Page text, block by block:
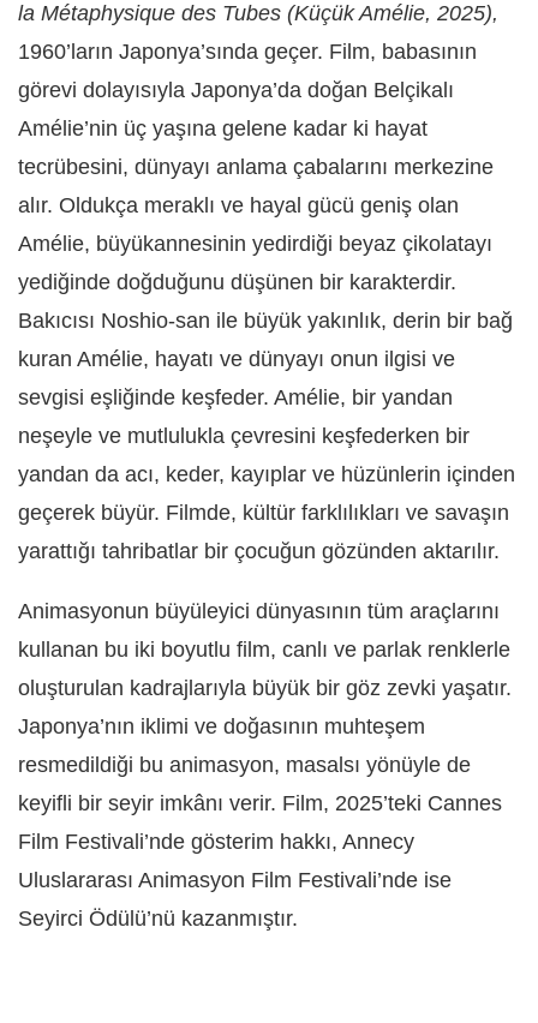
la Métaphysique des Tubes (Küçük Amélie, 2025),
1960’ların Japonya’sında geçer. Film, babasının
görevi dolayısıyla Japonya’da doğan Belçikalı
Amélie’nin üç yaşına gelene kadar ki hayat
tecrübesini, dünyayı anlama çabalarını merkezine
alır. Oldukça meraklı ve hayal gücü geniş olan
Amélie, büyükannesinin yedirdiği beyaz çikolatayı
yediğinde doğduğunu düşünen bir karakterdir.
Bakıcısı Noshio-san ile büyük yakınlık, derin bir bağ
kuran Amélie, hayatı ve dünyayı onun ilgisi ve
sevgisi eşliğinde keşfeder. Amélie, bir yandan
neşeyle ve mutlulukla çevresini keşfederken bir
yandan da acı, keder, kayıplar ve hüzünlerin içinden
geçerek büyür. Filmde, kültür farklılıkları ve savaşın
yarattığı tahribatlar bir çocuğun gözünden aktarılır.
Animasyonun büyüleyici dünyasının tüm araçlarını
kullanan bu iki boyutlu film, canlı ve parlak renklerle
oluşturulan kadrajlarıyla büyük bir göz zevki yaşatır.
Japonya’nın iklimi ve doğasının muhteşem
resmedildiği bu animasyon, masalsı yönüyle de
keyifli bir seyir imkânı verir. Film, 2025’teki Cannes
Film Festivali’nde gösterim hakkı, Annecy
Uluslararası Animasyon Film Festivali’nde ise
Seyirci Ödülü’nü kazanmıştır.